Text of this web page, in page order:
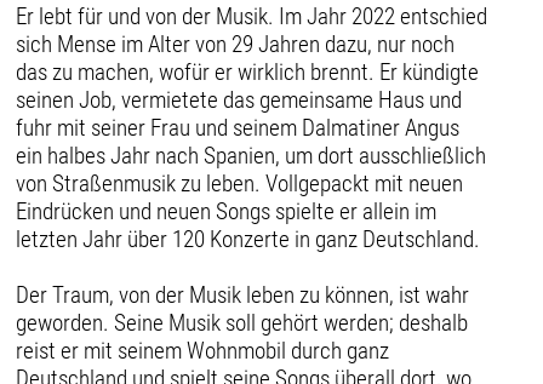
Er lebt für und von der Musik. Im Jahr 2022 entschied
sich Mense im Alter von 29 Jahren dazu, nur noch
das zu machen, wofür er wirklich brennt. Er kündigte
seinen Job, vermietete das gemeinsame Haus und
fuhr mit seiner Frau und seinem Dalmatiner Angus
ein halbes Jahr nach Spanien, um dort ausschließlich
von Straßenmusik zu leben. Vollgepackt mit neuen
Eindrücken und neuen Songs spielte er allein im
letzten Jahr über 120 Konzerte in ganz Deutschland.
Der Traum, von der Musik leben zu können, ist wahr
geworden. Seine Musik soll gehört werden; deshalb
reist er mit seinem Wohnmobil durch ganz
Deutschland und spielt seine Songs überall dort, wo